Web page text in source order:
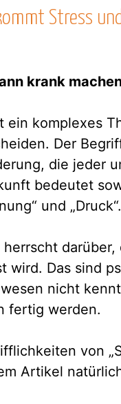
Stress
krank
ein komplexes
Der
die jeder
bedeutet
und „Druck“.
darüber,
wird. Das sind
nicht
fertig werden.
von
Artikel